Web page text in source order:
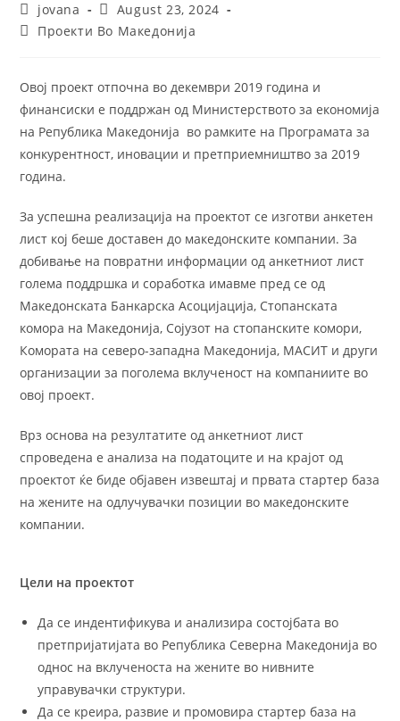
jovana
August 23, 2024
Проекти Во Македонија
Овој проект отпочна во декември 2019 година и
финансиски е поддржан од Министерството за економија
на Република Македонија во рамките на Програмата за
конкурентност, иновации и претприемништво за 2019
година.
За успешна реализација на проектот се изготви анкетен
лист кој беше доставен до македонските компании. За
добивање на повратни информации од анкетниот лист
голема поддршка и соработка имавме пред се од
Македонската Банкарска Асоцијација, Стопанската
комора на Македонија, Сојузот на стопанските комори,
Комората на северо-западна Македонија, МАСИТ и други
организации за поголема вклученост на компаниите во
овој проект.
Врз основа на резултатите од анкетниот лист
спроведена е анализа на податоците и на крајот од
проектот ќе биде објавен извештај и првата стартер база
на жените на одлучувачки позиции во македонските
компании.
Цели на проектот
Да се индентификува и анализира состојбата во
претпријатијата во Република Северна Македонија во
однос на вклученоста на жените во нивните
управувачки структури.
Да се креира, развие и промовира стартер база на